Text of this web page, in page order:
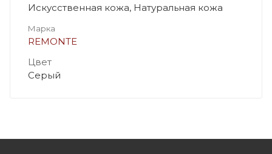
Искусственная кожа, Натуральная кожа
Марка
REMONTE
Цвет
Серый